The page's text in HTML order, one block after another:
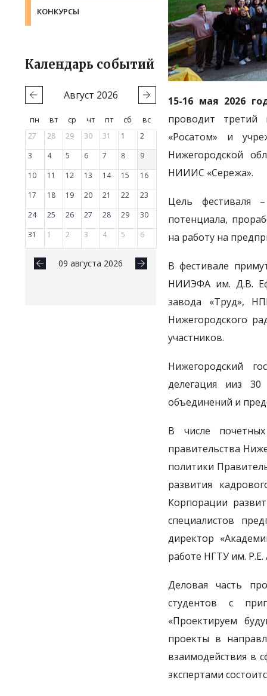
КОНКУРСЫ
Календарь событий
Август 2026
пн вт ср чт пт сб
вс
27
28 29 30 31 1
2
3
4 5 6 7 8
9
10
11 12 13 14 15
16
17
18 19 20 21 22
23
24
25 26 27 28 29
30
31
1 2 3 4 5 6
09 августа 2026
15-16 мая 2026
проводит третий
«Росатом» и
Нижегородской
НИИИС «Сережа».
Цель фестиваля
потенциала,
на работу на
В фестивале
НИИЭФА им. Д.В.
завода «Труд»,
Нижегородского
участников.
Нижегородский
делегация ииз
объединений и
В числе
правительства
политики
развития
Корпорации
специалистов
директор
работе НГТУ им. Р.Е.
Деловая часть
студентов с
«Проектируем
проекты в
взаимодействия в
экспертами